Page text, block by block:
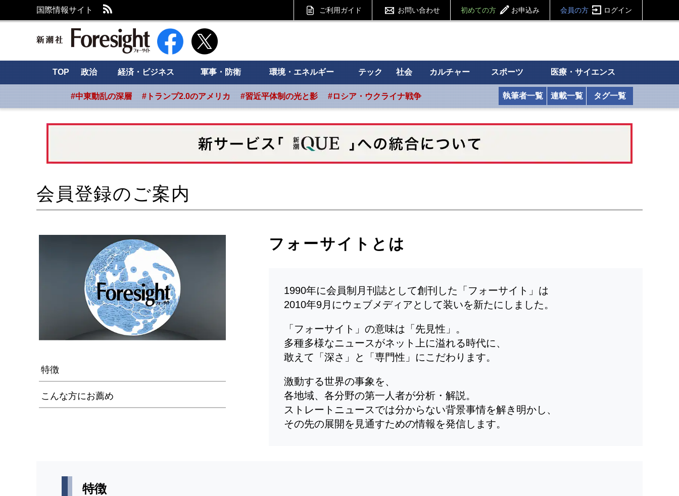
国際情報サイト ご利用ガイド お問い合わせ 初めての方 お申込み 会員の方 ログイン
新潮社 Foresight フォーサイト
TOP 政治 経済・ビジネス 軍事・防衛 環境・エネルギー テック 社会 カルチャー スポーツ 医療・サイエンス
#中東動乱の深層 #トランプ2.0のアメリカ #習近平体制の光と影 #ロシア・ウクライナ戦争 執筆者一覧 連載一覧 タグ一覧
会員登録のご案内
特徴
こんな方にお薦め
フォーサイトとは
1990年に会員制月刊誌として創刊した「フォーサイト」は
2010年9月にウェブメディアとして装いを新たにしました。
「フォーサイト」の意味は「先見性」。
多種多様なニュースがネット上に溢れる時代に、
敢えて「深さ」と「専門性」にこだわります。
激動する世界の事象を、
各地域、各分野の第一人者が分析・解説。
ストレートニュースでは分からない背景事情を解き明かし、
その先の展開を見通すための情報を発信します。
特徴